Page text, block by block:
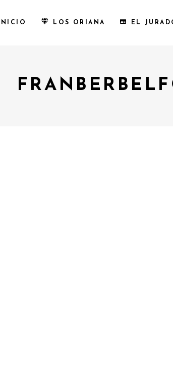
INICIO LOS ORIANA EL